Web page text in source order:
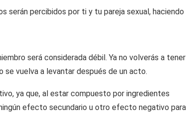
serán percibidos por ti y tu pareja sexual, haciendo
será considerada débil. Ya no volverás a tener
vuelva a levantar después de un acto.
ya que, al estar compuesto por ingredientes
efecto secundario u otro efecto negativo para